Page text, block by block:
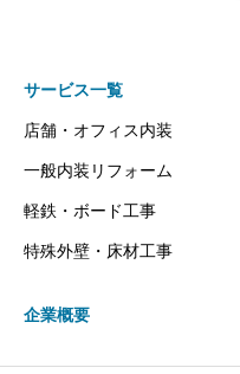
サービス一覧
店舗・オフィス内装
一般内装リフォーム
軽鉄・ボード工事
特殊外壁・床材工事
企業概要